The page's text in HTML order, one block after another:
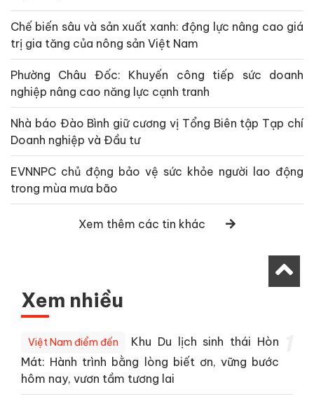
Chế biến sâu và sản xuất xanh: động lực nâng cao giá
trị gia tăng của nông sản Việt Nam
Phường Châu Đốc: Khuyến công tiếp sức doanh
nghiệp nâng cao năng lực cạnh tranh
Nhà báo Đào Bình giữ cương vị Tổng Biên tập Tạp chí
Doanh nghiệp và Đầu tư
EVNNPC chủ động bảo vệ sức khỏe người lao động
trong mùa mưa bão
Xem thêm các tin khác
Xem nhiều
Việt Nam điểm đến
Khu Du lịch sinh thái Hòn
Mát: Hành trình bằng lòng biết ơn, vững bước
hôm nay, vươn tầm tương lai